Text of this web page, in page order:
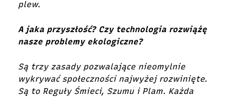
plew.
A jaka przyszłość? Czy technologia rozwiążę
nasze problemy ekologiczne?
Są trzy zasady pozwalające nieomylnie
wykrywać społeczności najwyżej rozwinięte.
Są to Reguły Śmieci, Szumu i Plam. Każda